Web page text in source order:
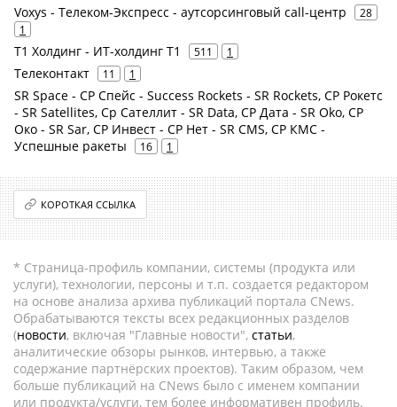
Voxys - Телеком-Экспресс - аутсорсинговый call-центр
28
1
Т1 Холдинг - ИТ-холдинг Т1 511 1
Телеконтакт 11 1
SR Space - СР Спейс - Success Rockets - SR Rockets, СР Рокетс
- SR Satellites, Ср Сателлит - SR Data, СР Дата - SR Oko, СР
Око - SR Sar, СР Инвест - СР Нет - SR CMS, СР КМС -
Успешные ракеты
16 1
КОРОТКАЯ ССЫЛКА
* Страница-профиль компании, системы (продукта или
услуги), технологии, персоны и т.п. создается редактором
на основе анализа архива публикаций портала CNews.
Обрабатываются тексты всех редакционных разделов
(новости, включая "Главные новости", статьи,
аналитические обзоры рынков, интервью, а также
содержание партнёрских проектов). Таким образом, чем
больше публикаций на CNews было с именем компании
или продукта/услуги, тем более информативен профиль.